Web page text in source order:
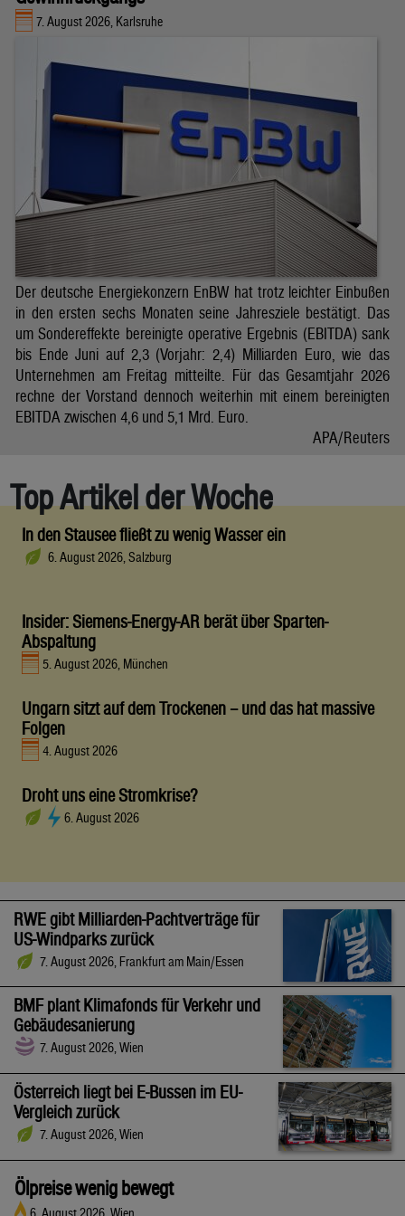
7. August 2026, Karlsruhe
Der deutsche Energiekonzern EnBW hat trotz leichter Einbußen
in den ersten sechs Monaten seine Jahresziele bestätigt. Das
um Sondereffekte bereinigte operative Ergebnis (EBITDA) sank
bis Ende Juni auf 2,3 (Vorjahr: 2,4) Milliarden Euro, wie das
Unternehmen am Freitag mitteilte. Für das Gesamtjahr 2026
rechne der Vorstand dennoch weiterhin mit einem bereinigten
EBITDA zwischen 4,6 und 5,1 Mrd. Euro.
APA/Reuters
Top Artikel der Woche
In den Stausee fließt zu wenig Wasser ein
6. August 2026, Salzburg
Insider: Siemens-Energy-AR berät über Sparten-
Abspaltung
5. August 2026, München
Ungarn sitzt auf dem Trockenen – und das hat massive
Folgen
4. August 2026
Droht uns eine Stromkrise?
6. August 2026
RWE gibt Milliarden-Pachtverträge für
US-Windparks zurück
7. August 2026, Frankfurt am Main/Essen
BMF plant Klimafonds für Verkehr und
Gebäudesanierung
7. August 2026, Wien
Österreich liegt bei E-Bussen im EU-
Vergleich zurück
7. August 2026, Wien
Ölpreise wenig bewegt